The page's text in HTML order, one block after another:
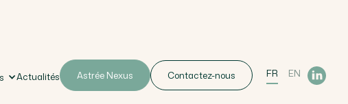
Actualités Astrée Nexus Contactez-nous FR EN